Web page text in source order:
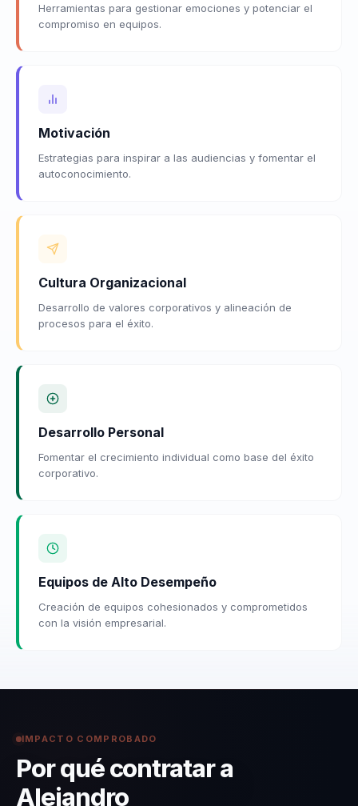
Herramientas para gestionar emociones y potenciar el
compromiso en equipos.
Motivación
Estrategias para inspirar a las audiencias y fomentar el
autoconocimiento.
Cultura Organizacional
Desarrollo de valores corporativos y alineación de
procesos para el éxito.
Desarrollo Personal
Fomentar el crecimiento individual como base del éxito
corporativo.
Equipos de Alto Desempeño
Creación de equipos cohesionados y comprometidos
con la visión empresarial.
IMPACTO COMPROBADO
Por qué contratar a
Alejandro